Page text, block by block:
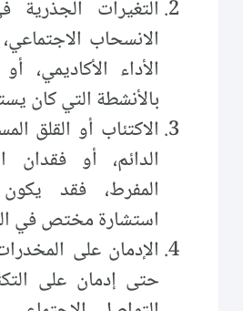
التغيرات
الانسحاب
الأداء الأكاديمي،
بالأنشطة التي كان
الاكتئاب أو القلق
الدائم، أو فقدان
المفرط، فقد
استشارة مختص في
الإدمان على
حتى إدمان على